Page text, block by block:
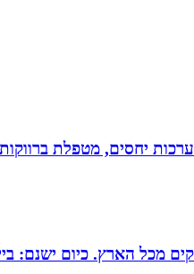
יחסים, מטפלת
מכל הארץ. כיום ישנם: